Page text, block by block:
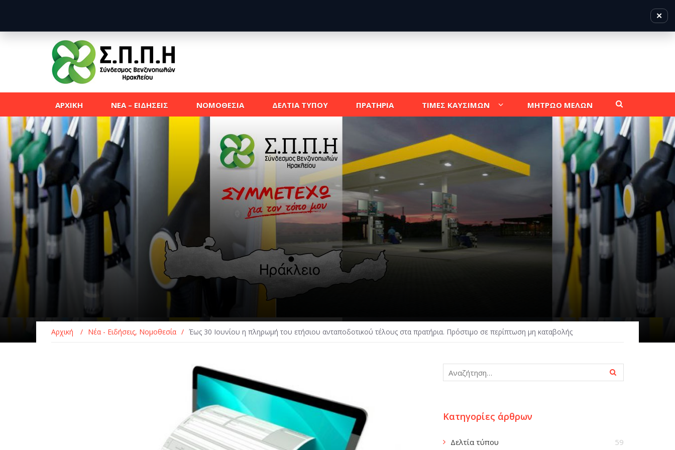
ΑΡΧΙΚΗ ΝΕΑ – ΕΙΔΗΣΕΙΣ ΝΟΜΟΘΕΣΙΑ ΔΕΛΤΙΑ ΤΥΠΟΥ ΠΡΑΤΗΡΙΑ ΤΙΜΕΣ ΚΑΥΣΙΜΩΝ ΜΗΤΡΩΟ ΜΕΛΩΝ
Αρχική / Νέα - Ειδήσεις, Νομοθεσία / Έως 30 Ιουνίου η πληρωμή του ετήσιου ανταποδοτικού τέλους στα πρατήρια. Πρόστιμο σε περίπτωση μη καταβολής
Κατηγορίες άρθρων
Δελτία τύπου 59
✕